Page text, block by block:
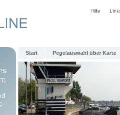
Hilfe
Start Pegelauswahl über Karte